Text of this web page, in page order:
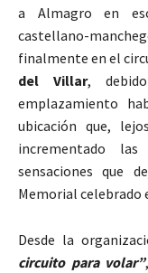
a Almagro en
castellano-
finalmente en el
del Villar,
emplazamiento
ubicación que,
incrementado
sensaciones que
Memorial celebrado
Desde la
circuito para volar”